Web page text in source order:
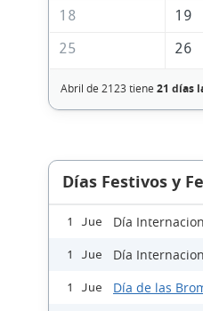
18
19
25
26
Abril de 2123 tiene 21 días
Días Festivos y
1 Jue Día
1 Jue Día
1 Jue Día de las